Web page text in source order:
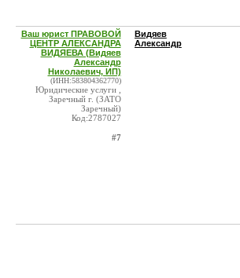
Ваш юрист ПРАВОВОЙ
ЦЕНТР АЛЕКСАНДРА
ВИДЯЕВА (Видяев
Александр
Николаевич, ИП)
(ИНН:583804362770)
Юридические услуги ,
Заречный г. (ЗАТО
Заречный)
Код:2787027
#7
Видяев
Александр